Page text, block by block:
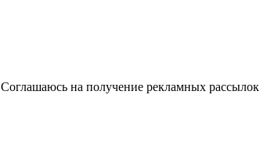
Соглашаюсь на получение рекламных рассылок